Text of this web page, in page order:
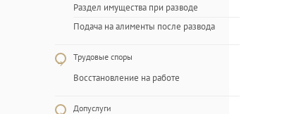
Раздел имущества при разводе
Подача на алименты после развода
Трудовые споры
Восстановление на работе
Допуслуги